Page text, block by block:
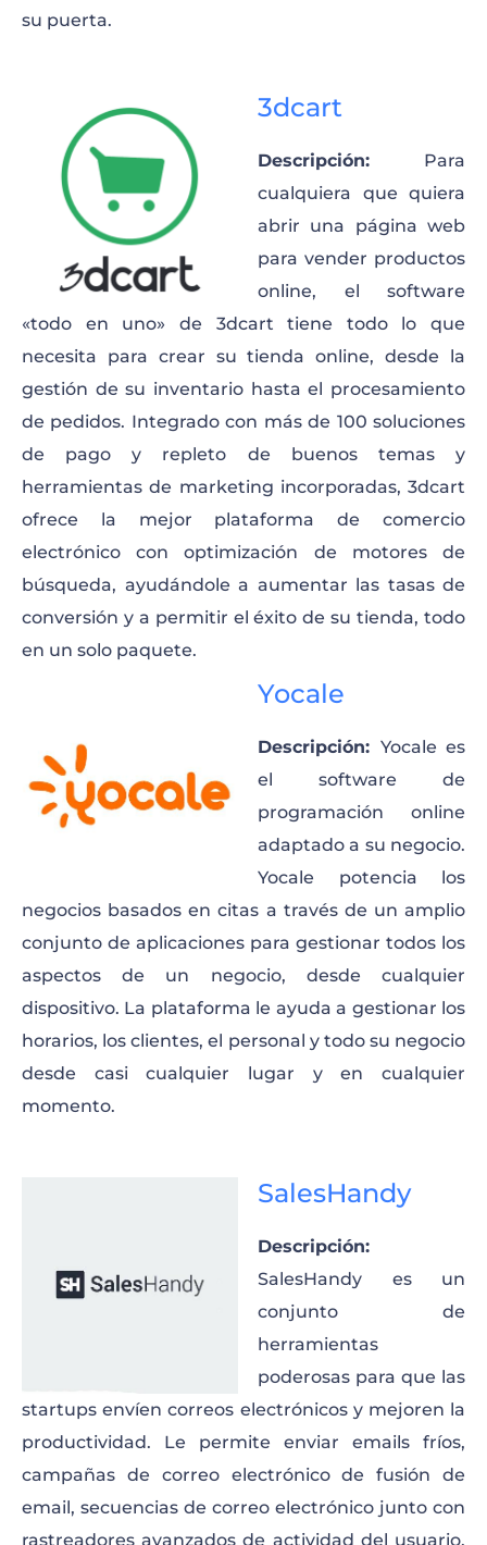
su puerta.
3dcart
Descripción: Para
cualquiera que quiera
abrir una página web
para vender productos
online, el software
«todo en uno» de 3dcart tiene todo lo que
necesita para crear su tienda online, desde la
gestión de su inventario hasta el procesamiento
de pedidos. Integrado con más de 100 soluciones
de pago y repleto de buenos temas y
herramientas de marketing incorporadas, 3dcart
ofrece la mejor plataforma de comercio
electrónico con optimización de motores de
búsqueda, ayudándole a aumentar las tasas de
conversión y a permitir el éxito de su tienda, todo
en un solo paquete.
Yocale
Descripción: Yocale es
el software de
programación online
adaptado a su negocio.
Yocale potencia los
negocios basados en citas a través de un amplio
conjunto de aplicaciones para gestionar todos los
aspectos de un negocio, desde cualquier
dispositivo. La plataforma le ayuda a gestionar los
horarios, los clientes, el personal y todo su negocio
desde casi cualquier lugar y en cualquier
momento.
SalesHandy
Descripción:
SalesHandy es un
conjunto de
herramientas
poderosas para que las
startups envíen correos electrónicos y mejoren la
productividad. Le permite enviar emails fríos,
campañas de correo electrónico de fusión de
email, secuencias de correo electrónico junto con
rastreadores avanzados de actividad del usuario.